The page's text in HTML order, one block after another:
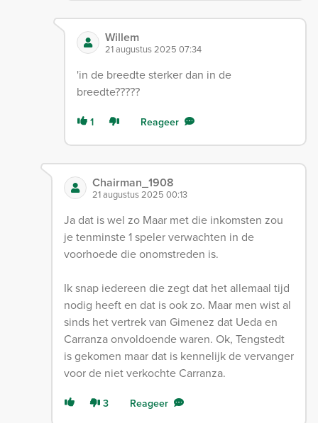
Willem
21 augustus 2025 07:34
'in de breedte sterker dan in de
breedte?????
1 Reageer
Chairman_1908
21 augustus 2025 00:13
Ja dat is wel zo Maar met die inkomsten zou
je tenminste 1 speler verwachten in de
voorhoede die onomstreden is.
Ik snap iedereen die zegt dat het allemaal tijd
nodig heeft en dat is ook zo. Maar men wist al
sinds het vertrek van Gimenez dat Ueda en
Carranza onvoldoende waren. Ok, Tengstedt
is gekomen maar dat is kennelijk de vervanger
voor de niet verkochte Carranza.
3 Reageer